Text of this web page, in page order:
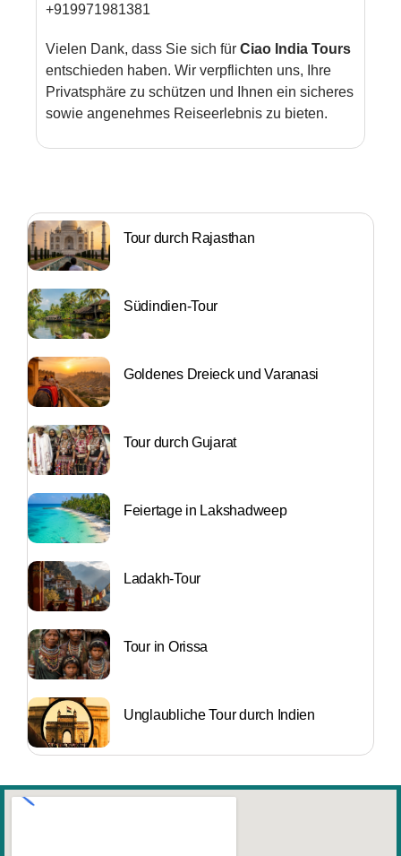
+919971981381
Vielen Dank, dass Sie sich fürCiao India Tours
entschieden haben. Wir verpflichten uns, Ihre
Privatsphäre zu schützen und Ihnen ein sicheres
sowie angenehmes Reiseerlebnis zu bieten.
Tour durch Rajasthan
Südindien-Tour
Goldenes Dreieck und Varanasi
Tour durch Gujarat
Feiertage in Lakshadweep
Ladakh-Tour
Tour in Orissa
Unglaubliche Tour durch Indien